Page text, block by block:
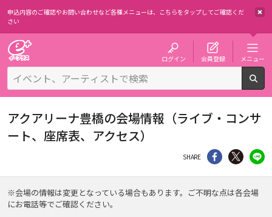
申込内容のご確認やお問い合わせなど各種メニューは、 こちらをタップしてご確認くだ
さい
ログイン 会員登録 メニュー
アクアリーナ豊橋の会場情報（ライブ・コンサ
ート、座席表、アクセス）
SHARE シェア Twitter
※会場の情報は変更となっている場合もあります。ご不明な点は各会場
にお電話等でご確認ください。